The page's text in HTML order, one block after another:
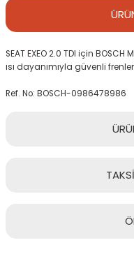
SEAT EXEO 2.0 TDI için
ısı dayanımıyla güvenli
Ref. No: BOSCH-0986478986